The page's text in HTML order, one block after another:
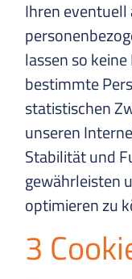
Ihren eventuell
lassen so
bestimmte
statistischen
unseren
Stabilität und
gewährleisten
optimieren zu
3